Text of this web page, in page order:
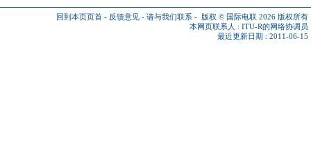
回到本页页首 - 反馈意见 - 请与我们联系 - 版权 © 国际电联 2026 版权所有
本网页联系人 : ITU-R的网络协调员
最近更新日期 : 2011-06-15